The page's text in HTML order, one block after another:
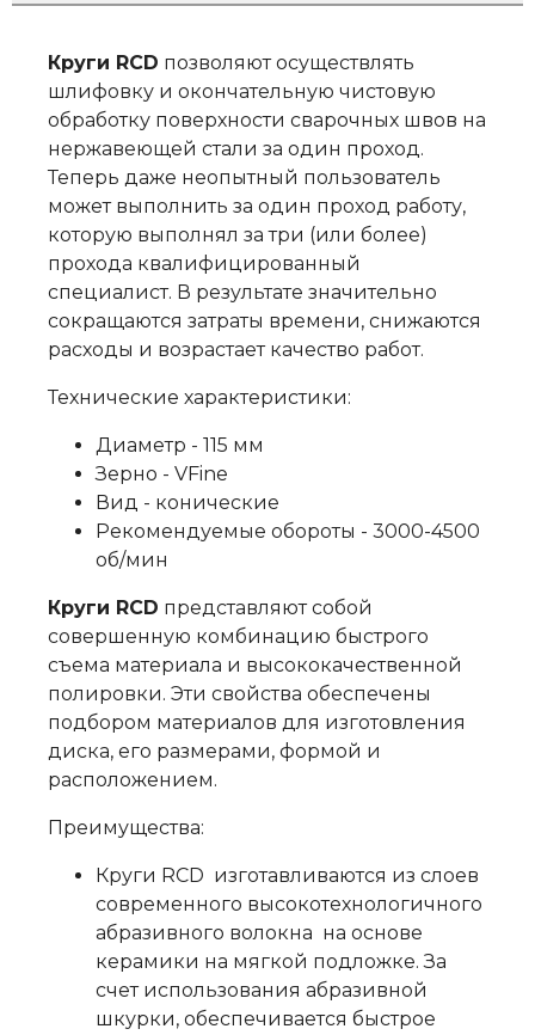
Круги RCD позволяют осуществлять
шлифовку и окончательную чистовую
обработку поверхности сварочных швов на
нержавеющей стали за один проход.
Теперь даже неопытный пользователь
может выполнить за один проход работу,
которую выполнял за три (или более)
прохода квалифицированный
специалист. В результате значительно
сокращаются затраты времени, снижаются
расходы и возрастает качество работ.
Технические характеристики:
Диаметр - 115 мм
Зерно - VFine
Вид - конические
Рекомендуемые обороты - 3000-4500
об/мин
Круги RCD представляют собой
совершенную комбинацию быстрого
съема материала и высококачественной
полировки. Эти свойства обеспечены
подбором материалов для изготовления
диска, его размерами, формой и
расположением.
Преимущества:
Круги RCD изготавливаются из слоев
современного высокотехнологичного
абразивного волокна на основе
керамики на мягкой подложке. За
счет использования абразивной
шкурки, обеспечивается быстрое